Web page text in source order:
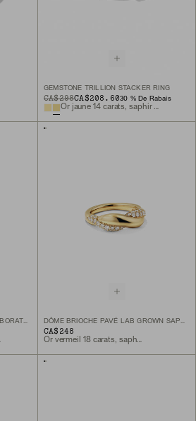
GEMSTONE TRILLION STACKER RING
ORIGINAL PRICE
CA$298
SALE PRICECA$208.6030 % De Rabais
CA$248